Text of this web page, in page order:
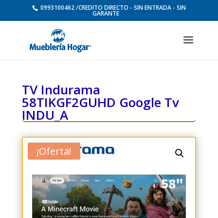
0993100462 /CREDITO DIRECTO - SIN ENTRADA - SIN
GARANTE
TV Indurama
58TIKGF2GUHD Google Tv
INDU_A
¡Oferta!